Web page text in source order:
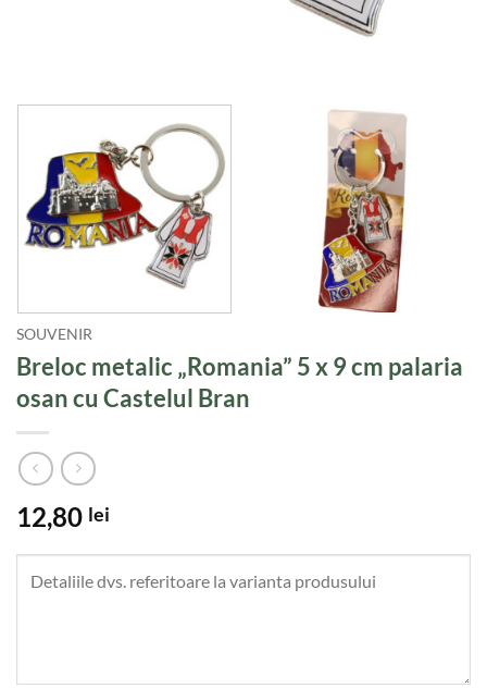
SOUVENIR
Breloc metalic „Romania” 5 x 9 cm palaria
osan cu Castelul Bran
12,80 lei